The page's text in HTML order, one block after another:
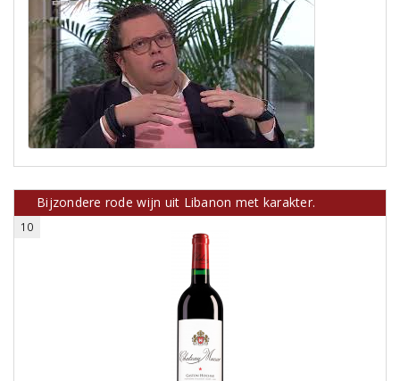
Bijzondere rode wijn uit Libanon met karakter.
10